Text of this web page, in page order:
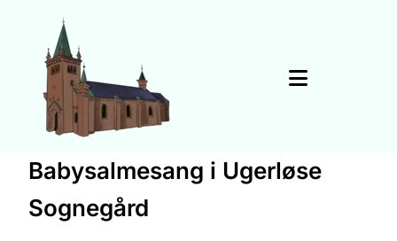
Babysalmesang i Ugerløse
Sognegård